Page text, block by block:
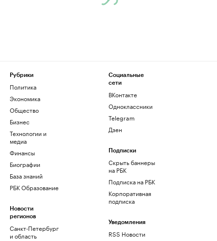
Рубрики
Политика
Экономика
Общество
Бизнес
Технологии и
медиа
Финансы
Биографии
База знаний
РБК Образование
Новости
регионов
Санкт-Петербург
и область
Социальные
сети
ВКонтакте
Одноклассники
Telegram
Дзен
Подписки
Скрыть баннеры
на РБК
Подписка на РБК
Корпоративная
подписка
Уведомления
RSS Новости